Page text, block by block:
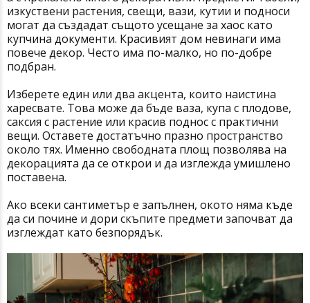
изкуствени растения, свещи, вази, кутии и подноси
могат да създадат същото усещане за хаос като
купчина документи. Красивият дом невинаги има
повече декор. Често има по-малко, но по-добре
подбран.
Изберете един или два акцента, които наистина
харесвате. Това може да бъде ваза, купа с плодове,
саксия с растение или красив поднос с практични
вещи. Оставете достатъчно празно пространство
около тях. Именно свободната площ позволява на
декорацията да се открои и да изглежда умишлено
поставена.
Ако всеки сантиметър е запълнен, окото няма къде
да си почине и дори скъпите предмети започват да
изглеждат като безпорядък.